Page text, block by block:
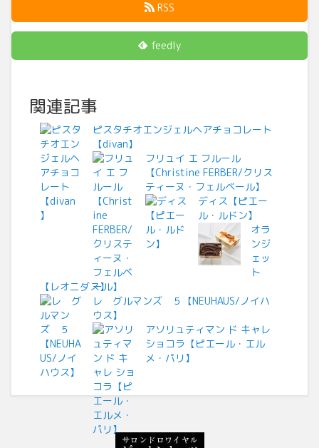
RSS
feedly
関連記事
ピスタチオエンジェルヘアチョコレート
【divan】
フリュイ エ フルール
【Christine FERBER/クリス
ティーヌ・フェルベール】
ディス【ピエー
ル・ルドン】
オラ
ンジ
ェッ
ト
【レオニダス】
レ グルマンズ ５【NEUHAUS/ノイハ
ウス】
アソリュティマン ド キャレ
ショコラ【ピエール・エル
メ・パリ】